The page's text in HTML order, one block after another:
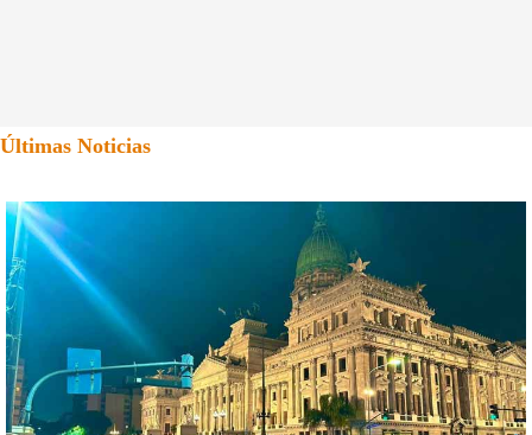
Últimas Noticias